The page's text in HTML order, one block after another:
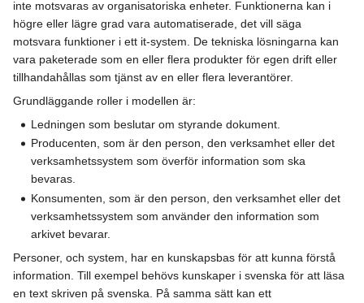
inte motsvaras av organisatoriska enheter. Funktionerna kan i
högre eller lägre grad vara automatiserade, det vill säga
motsvara funktioner i ett it-system. De tekniska lösningarna kan
vara paketerade som en eller flera produkter för egen drift eller
tillhandahållas som tjänst av en eller flera leverantörer.
Grundläggande roller i modellen är:
Ledningen som beslutar om styrande dokument.
Producenten, som är den person, den verksamhet eller det
verksamhetssystem som överför information som ska
bevaras.
Konsumenten, som är den person, den verksamhet eller det
verksamhetssystem som använder den information som
arkivet bevarar.
Personer, och system, har en kunskapsbas för att kunna förstå
information. Till exempel behövs kunskaper i svenska för att läsa
en text skriven på svenska. På samma sätt kan ett